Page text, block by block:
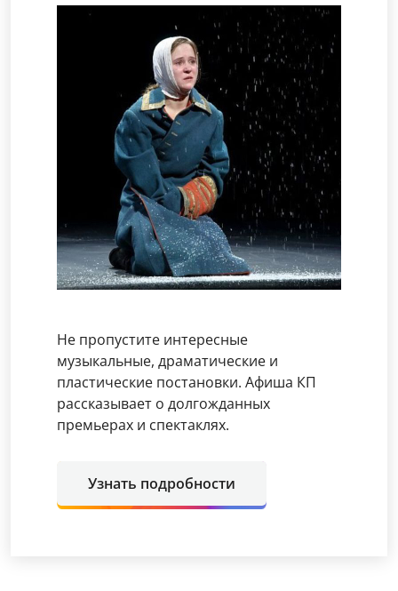
Не пропустите интересные
музыкальные, драматические и
пластические постановки. Афиша КП
рассказывает о долгожданных
премьерах и спектаклях.
Узнать подробности